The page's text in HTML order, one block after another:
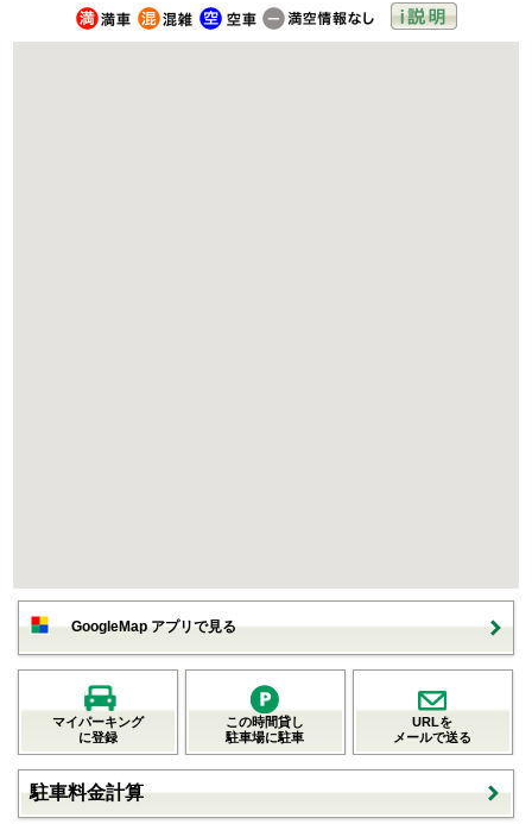
GoogleMap アプリで見る
マイパーキング
に登録
この時間貸し
駐車場に駐車
URLを
メールで送る
駐車料金計算